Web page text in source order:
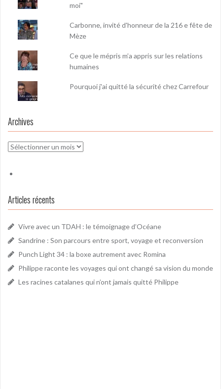
moi"
Carbonne, invité d'honneur de la 216 e fête de
Mèze
Ce que le mépris m’a appris sur les relations
humaines
Pourquoi j'ai quitté la sécurité chez Carrefour
Archives
Archives
Articles récents
Vivre avec un TDAH : le témoignage d’Océane
Sandrine : Son parcours entre sport, voyage et reconversion
Punch Light 34 : la boxe autrement avec Romina
Philippe raconte les voyages qui ont changé sa vision du monde
Les racines catalanes qui n’ont jamais quitté Philippe